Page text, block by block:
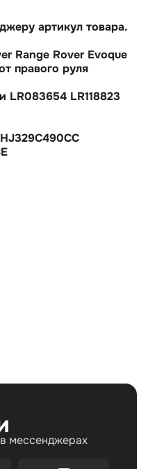
артикул товара.
Range Rover Evoque
правого руля
LR083654 LR118823
мессенджерах